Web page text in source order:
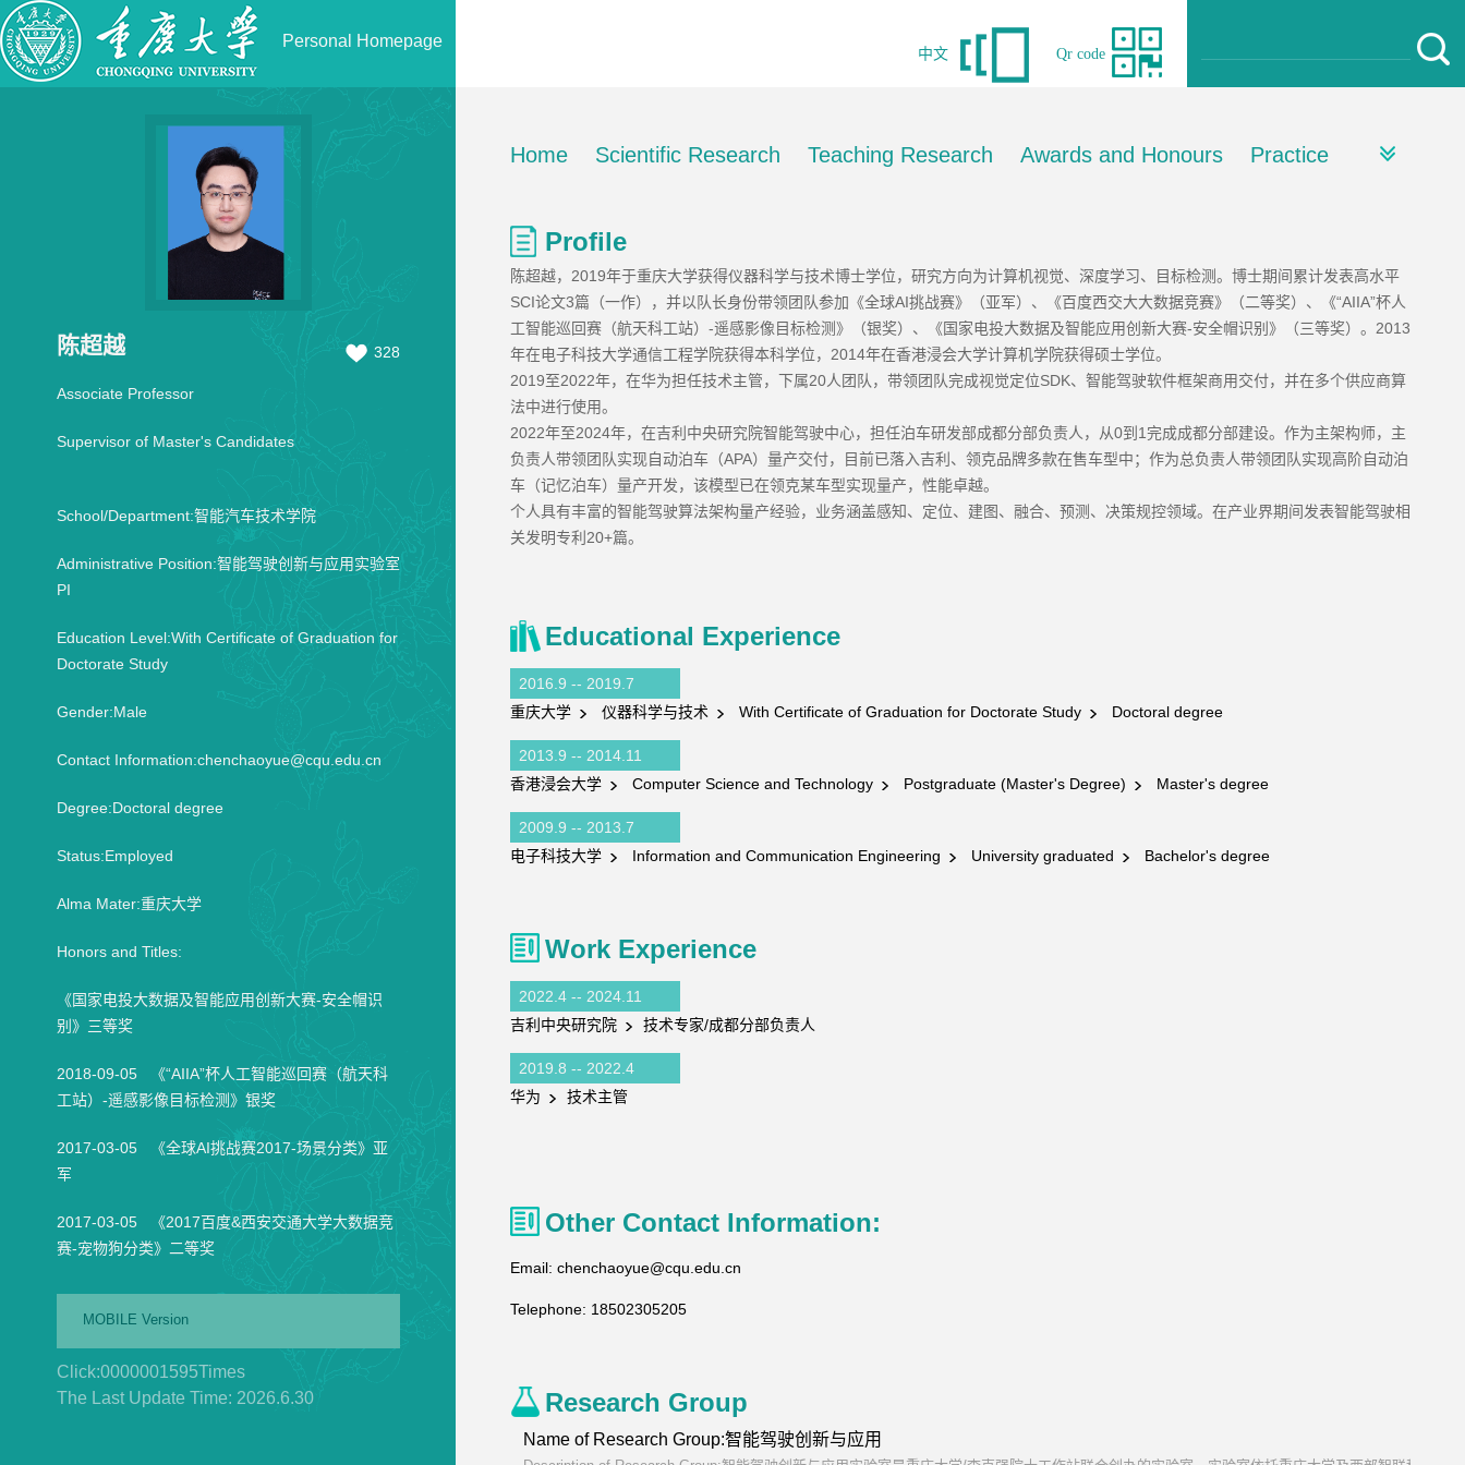
Personal Homepage
Qr code
中文
陈超越 328
Associate Professor
Supervisor of Master's Candidates
School/Department:智能汽车技术学院
Administrative Position:智能驾驶创新与应用实验室
PI
Education Level:With Certificate of Graduation for
Doctorate Study
Gender:Male
Contact Information:chenchaoyue@cqu.edu.cn
Degree:Doctoral degree
Status:Employed
Alma Mater:重庆大学
Honors and Titles:
《国家电投大数据及智能应用创新大赛-安全帽识
别》三等奖
2018-09-05 《“AIIA”杯人工智能巡回赛（航天科
工站）-遥感影像目标检测》银奖
2017-03-05 《全球AI挑战赛2017-场景分类》亚
军
2017-03-05 《2017百度&西安交通大学大数据竞
赛-宠物狗分类》二等奖
MOBILE Version
Click:0000001595Times
The Last Update Time: 2026.6.30
Home Scientific Research Teaching Research Awards and Honours Practice
Profile
陈超越，2019年于重庆大学获得仪器科学与技术博士学位，研究方向为计算机视觉、深度学习、目标检测。博士期间累计发表高水平
SCI论文3篇（一作），并以队长身份带领团队参加《全球AI挑战赛》（亚军）、《百度西交大大数据竞赛》（二等奖）、《“AIIA”杯人
工智能巡回赛（航天科工站）-遥感影像目标检测》（银奖）、《国家电投大数据及智能应用创新大赛-安全帽识别》（三等奖）。2013
年在电子科技大学通信工程学院获得本科学位，2014年在香港浸会大学计算机学院获得硕士学位。
2019至2022年，在华为担任技术主管，下属20人团队，带领团队完成视觉定位SDK、智能驾驶软件框架商用交付，并在多个供应商算
法中进行使用。
2022年至2024年，在吉利中央研究院智能驾驶中心，担任泊车研发部成都分部负责人，从0到1完成成都分部建设。作为主架构师，主
负责人带领团队实现自动泊车（APA）量产交付，目前已落入吉利、领克品牌多款在售车型中；作为总负责人带领团队实现高阶自动泊
车（记忆泊车）量产开发，该模型已在领克某车型实现量产，性能卓越。
个人具有丰富的智能驾驶算法架构量产经验，业务涵盖感知、定位、建图、融合、预测、决策规控领域。在产业界期间发表智能驾驶相
关发明专利20+篇。
Educational Experience
2016.9 -- 2019.7
重庆大学
仪器科学与技术 With Certificate of Graduation for Doctorate Study Doctoral degree
2013.9 -- 2014.11
香港浸会大学
Computer Science and Technology Postgraduate (Master's Degree) Master's degree
2009.9 -- 2013.7
电子科技大学
Information and Communication Engineering University graduated Bachelor's degree
Work Experience
2022.4 -- 2024.11
吉利中央研究院
技术专家/成都分部负责人
2019.8 -- 2022.4
华为
技术主管
Other Contact Information:
Email: chenchaoyue@cqu.edu.cn
Telephone: 18502305205
Research Group
Name of Research Group:智能驾驶创新与应用